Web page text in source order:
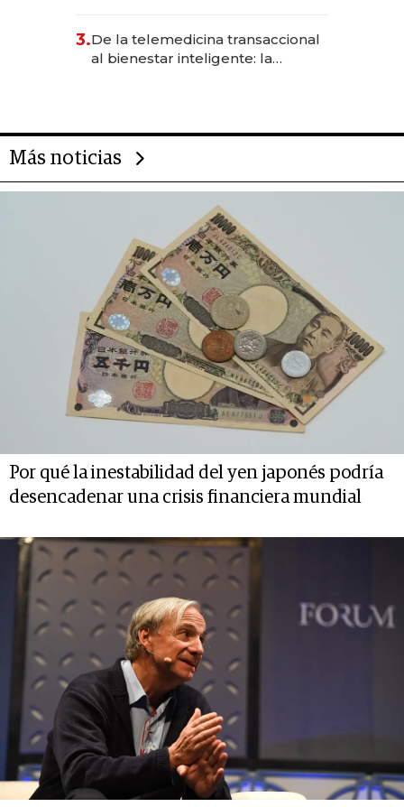
las marcas "fast premium"
3.De la telemedicina transaccional
al bienestar inteligente: la
Más noticias
Por qué la inestabilidad del yen japonés podría
desencadenar una crisis financiera mundial